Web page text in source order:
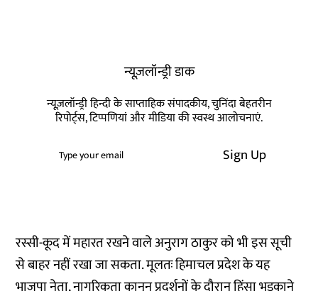
न्यूज़लॉन्ड्री डाक
न्यूज़लॉन्ड्री हिन्दी के साप्ताहिक संपादकीय, चुनिंदा बेहतरीन
रिपोर्ट्स, टिप्पणियां और मीडिया की स्वस्थ आलोचनाएं.
Sign Up
रस्सी-कूद में महारतरखने वाले अनुराग ठाकुर को भी इस सूची
से बाहर नहीं रखा जा सकता. मूलतः हिमाचल प्रदेश के यह